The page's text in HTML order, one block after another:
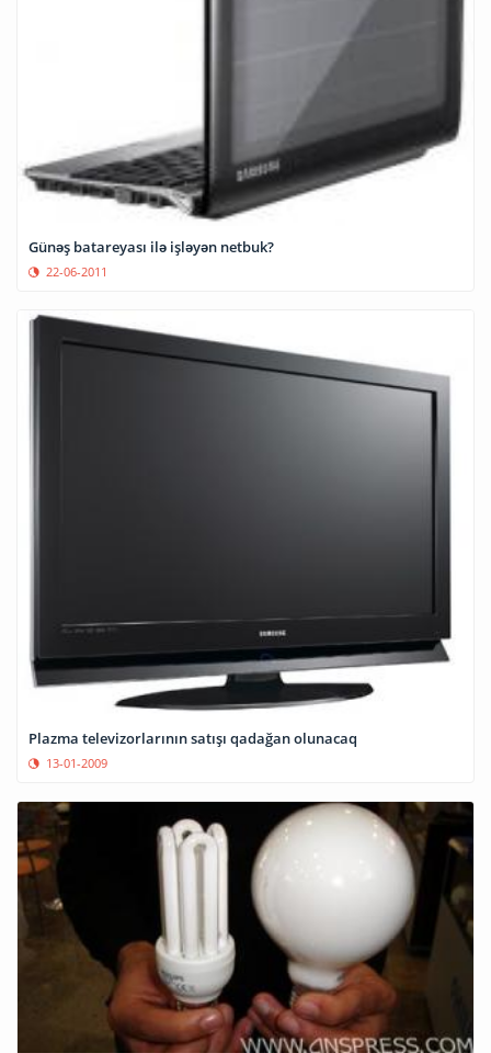
Günəş batareyası ilə işləyən netbuk?
22-06-2011
Plazma televizorlarının satışı qadağan olunacaq
13-01-2009